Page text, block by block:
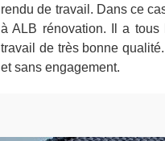
rendu de travail. Dans ce
à ALB rénovation. Il a tous
travail de très bonne
et sans engagement.